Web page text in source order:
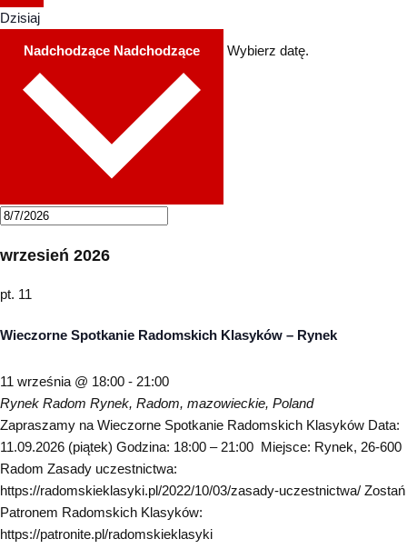
Dzisiaj
Nadchodzące Nadchodzące Wybierz datę.
wrzesień 2026
pt. 11
Wieczorne Spotkanie Radomskich Klasyków – Rynek
11 września @ 18:00 - 21:00
Rynek Radom Rynek, Radom, mazowieckie, Poland
Zapraszamy na Wieczorne Spotkanie Radomskich Klasyków Data:
11.09.2026 (piątek) Godzina: 18:00 – 21:00 Miejsce: Rynek, 26-600
Radom Zasady uczestnictwa:
https://radomskieklasyki.pl/2022/10/03/zasady-uczestnictwa/ Zostań
Patronem Radomskich Klasyków:
https://patronite.pl/radomskieklasyki